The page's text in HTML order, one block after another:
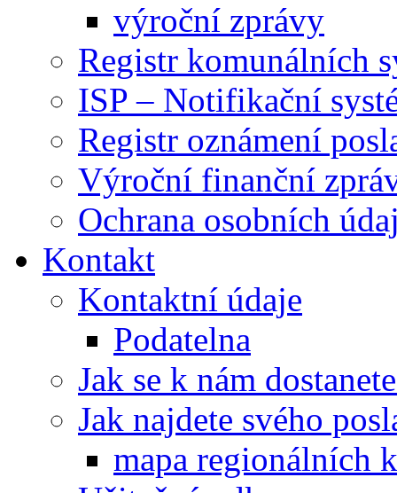
výroční zprávy
Registr komunálních
ISP – Notifikační
Registr oznámení
Výroční finanční
Ochrana osobních
Kontakt
Kontaktní údaje
Podatelna
Jak se k nám
Jak najdete svého
mapa regionálních